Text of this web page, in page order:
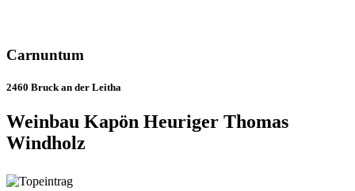
Carnuntum
2460 Bruck an der Leitha
Weinbau Kapön Heuriger Thomas
Windholz